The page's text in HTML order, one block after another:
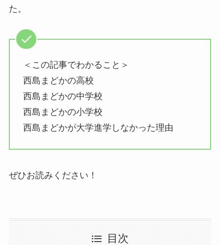
た。
＜この記事でわかること＞
西島まどかの高校
西島まどかの中学校
西島まどかの小学校
西島まどかが大学進学しなかった理由
ぜひお読みください！
目次